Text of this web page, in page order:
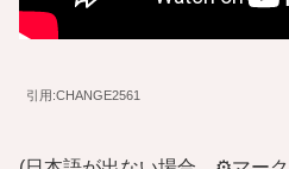
引用:CHANGE2561